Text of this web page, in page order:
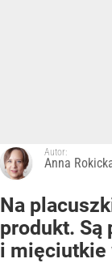
Autor:
Anna
Na
produkt. Są
i mięciutkie